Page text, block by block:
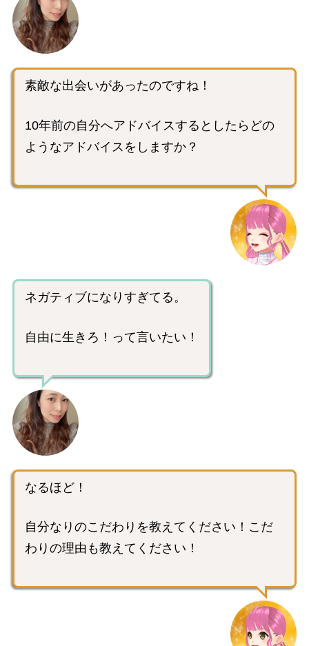
素敵な出会いがあったのですね！
10年前の自分へアドバイスするとしたらどの
ようなアドバイスをしますか？
ネガティブになりすぎてる。
自由に生きろ！って言いたい！
なるほど！
自分なりのこだわりを教えてください！こだ
わりの理由も教えてください！